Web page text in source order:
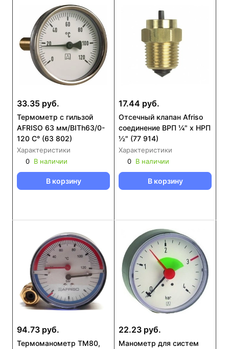
33.35 руб.
Термометр с гильзой
AFRISO 63 мм/BITh63/0-
120 С° (63 802)
Характеристики
0 В наличии
В корзину
17.44 руб.
Отсечный клапан Afriso
соединение ВРП ¼" x HРП
½" (77 914)
Характеристики
0 В наличии
В корзину
94.73 руб.
Термоманометр ТМ80,
22.23 руб.
Манометр для систем